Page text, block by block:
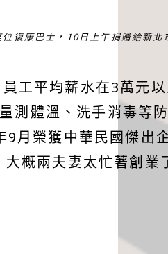
復康巴士，10日上午捐贈給新北
工平均薪水在3萬元
測體溫、洗手消毒等
月榮獲中華民國傑出
概兩夫妻太忙著創業